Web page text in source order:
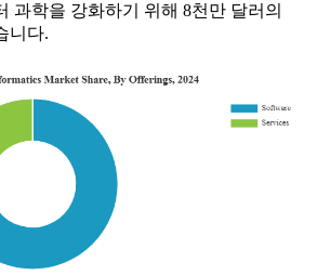
과학을 강화하기 위해 8천만 달러의
니다.